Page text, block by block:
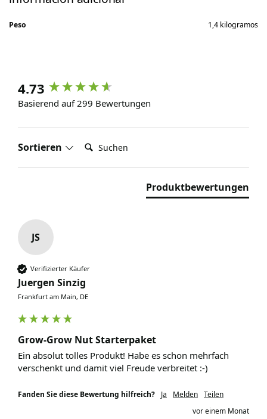
Peso 1,4 kilogramos
4.73
Basierend auf 299 Bewertungen
Sortieren Suchen:
Produktbewertungen
JS
Verifizierter Käufer
Juergen Sinzig
Frankfurt am Main, DE
Grow-Grow Nut Starterpaket
Ein absolut tolles Produkt! Habe es schon mehrfach
verschenkt und damit viel Freude verbreitet :-)
Fanden Sie diese Bewertung hilfreich? Ja Melden Teilen
vor einem Monat